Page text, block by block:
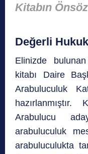
Kitabın
Değerli
Elinizde
kitabı Daire
Arabuluculuk
Arabulucu
arabuluculuk
arabuluculukta